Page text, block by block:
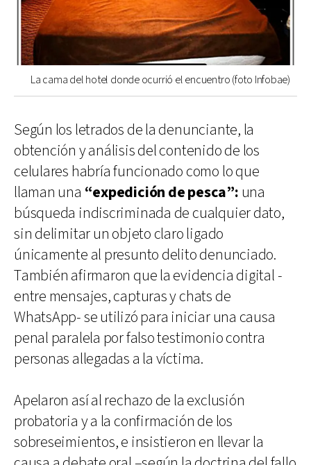
La cama del hotel donde ocurrió el encuentro (foto Infobae)
Según los letrados de la denunciante, la
obtención y análisis del contenido de los
celulares habría funcionado como lo que
llaman una “expedición de pesca”: una
búsqueda indiscriminada de cualquier dato,
sin delimitar un objeto claro ligado
únicamente al presunto delito denunciado.
También afirmaron que la evidencia digital -
entre mensajes, capturas y chats de
WhatsApp- se utilizó para iniciar una causa
penal paralela por falso testimonio contra
personas allegadas a la víctima.
Apelaron así al rechazo de la exclusión
probatoria y a la confirmación de los
sobreseimientos, e insistieron en llevar la